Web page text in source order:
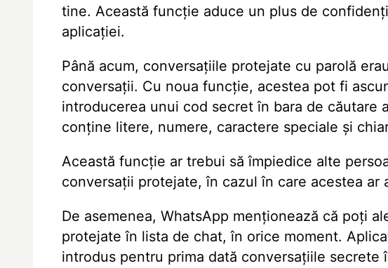
tine. Această funcție aduce un plus de
aplicației.
Până acum, conversațiile protejate cu parolă
conversații. Cu noua funcție, acestea pot fi
introducerea unui cod secret în bara de căutare
conține litere, numere, caractere speciale și
Această funcție ar trebui să împiedice alte
conversații protejate, în cazul în care acestea
De asemenea, WhatsApp menționează că poți
protejate în lista de chat, în orice moment.
introdus pentru prima dată conversațiile secrete